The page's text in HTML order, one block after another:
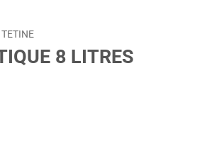
TETINE
8 LITRES